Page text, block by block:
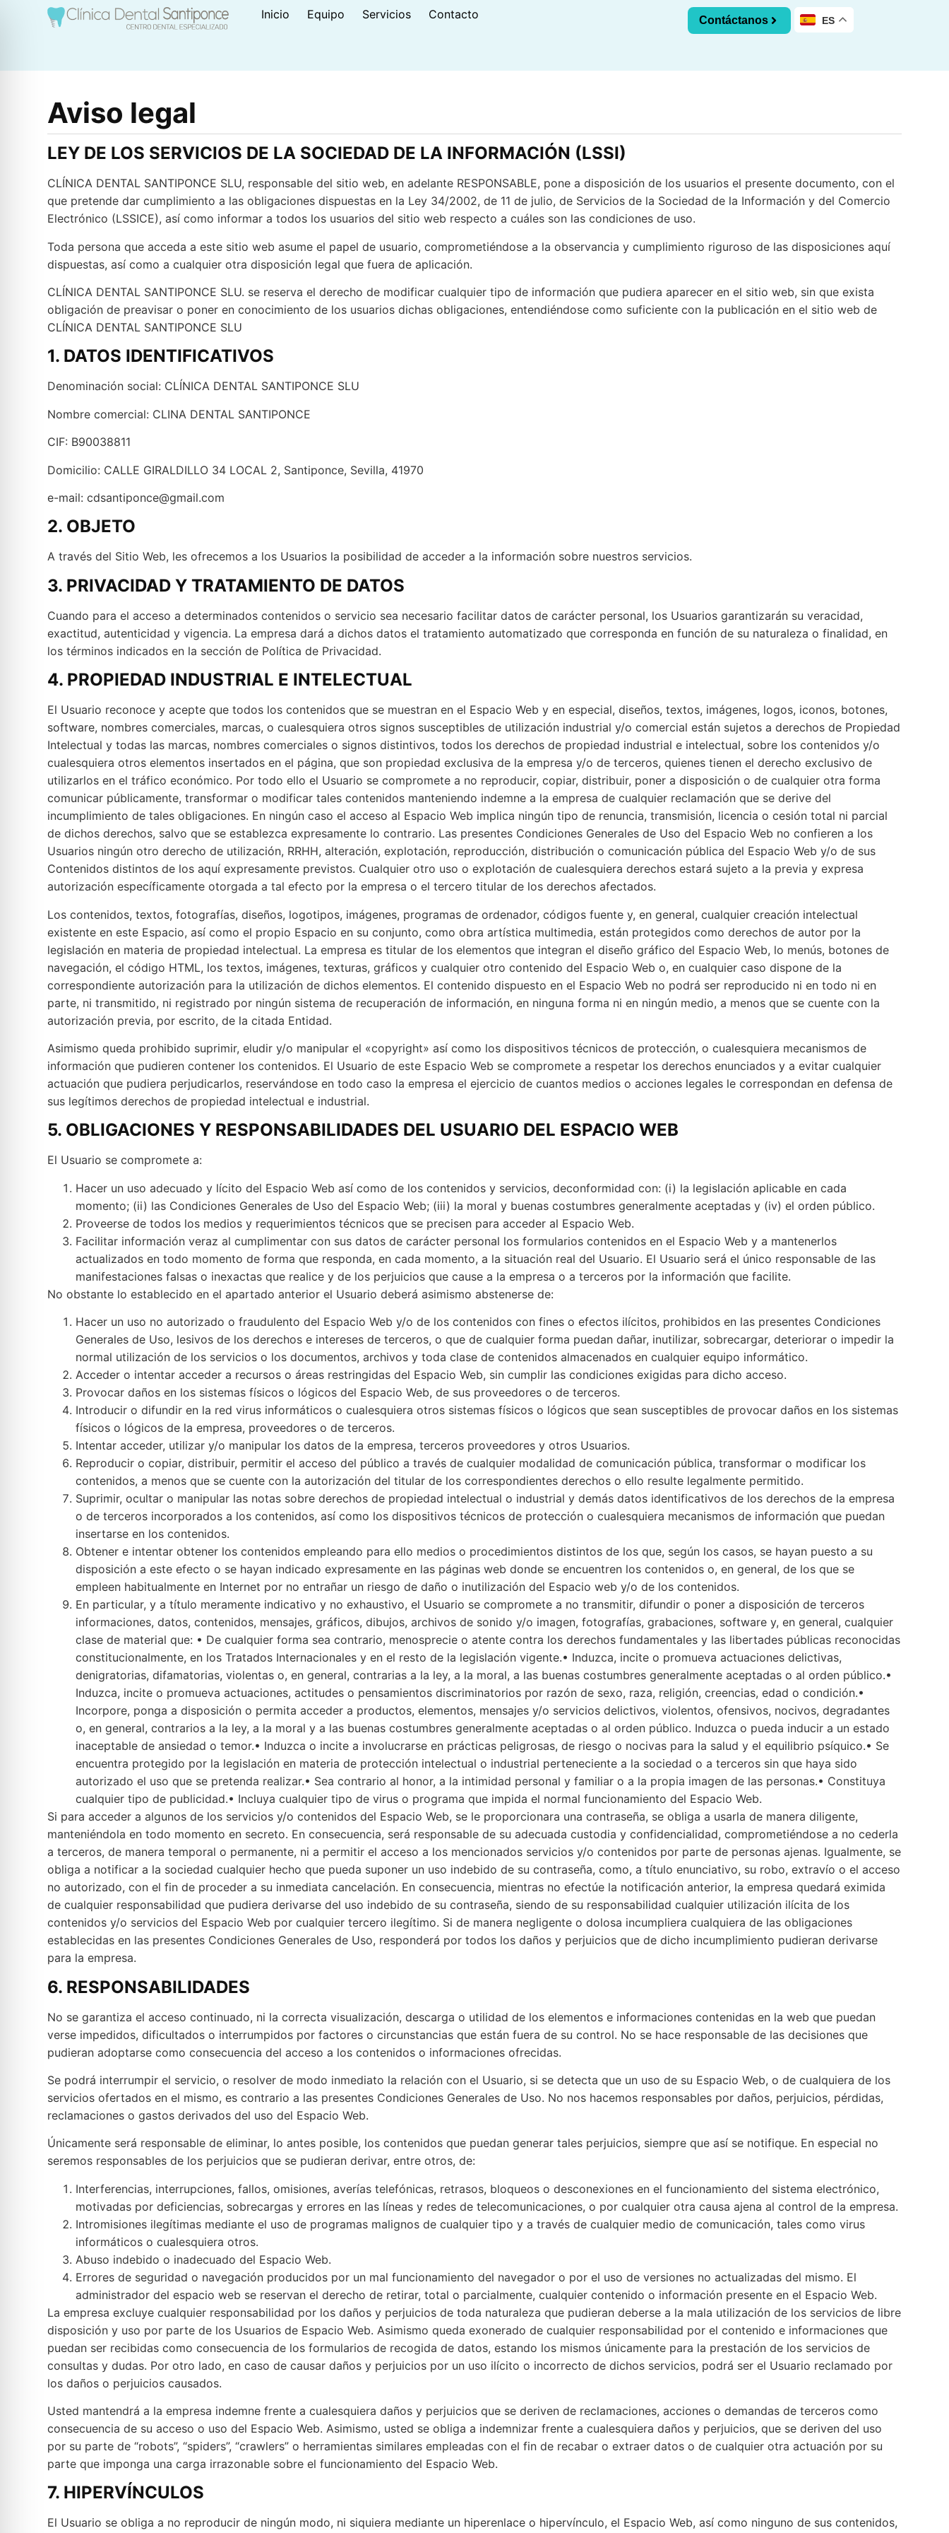
Inicio Equipo Servicios Contacto Contáctanos ES
Aviso legal
LEY DE LOS SERVICIOS DE LA SOCIEDAD DE LA INFORMACIÓN (LSSI)
CLÍNICA DENTAL SANTIPONCE SLU, responsable del sitio web, en adelante RESPONSABLE, pone a disposición de los usuarios el presente documento, con el
que pretende dar cumplimiento a las obligaciones dispuestas en la Ley 34/2002, de 11 de julio, de Servicios de la Sociedad de la Información y del Comercio
Electrónico (LSSICE), así como informar a todos los usuarios del sitio web respecto a cuáles son las condiciones de uso.
Toda persona que acceda a este sitio web asume el papel de usuario, comprometiéndose a la observancia y cumplimiento riguroso de las disposiciones aquí
dispuestas, así como a cualquier otra disposición legal que fuera de aplicación.
CLÍNICA DENTAL SANTIPONCE SLU. se reserva el derecho de modificar cualquier tipo de información que pudiera aparecer en el sitio web, sin que exista
obligación de preavisar o poner en conocimiento de los usuarios dichas obligaciones, entendiéndose como suficiente con la publicación en el sitio web de
CLÍNICA DENTAL SANTIPONCE SLU
1. DATOS IDENTIFICATIVOS
Denominación social: CLÍNICA DENTAL SANTIPONCE SLU
Nombre comercial: CLINA DENTAL SANTIPONCE
CIF: B90038811
Domicilio: CALLE GIRALDILLO 34 LOCAL 2, Santiponce, Sevilla, 41970
e-mail: cdsantiponce@gmail.com
2. OBJETO
A través del Sitio Web, les ofrecemos a los Usuarios la posibilidad de acceder a la información sobre nuestros servicios.
3. PRIVACIDAD Y TRATAMIENTO DE DATOS
Cuando para el acceso a determinados contenidos o servicio sea necesario facilitar datos de carácter personal, los Usuarios garantizarán su veracidad,
exactitud, autenticidad y vigencia. La empresa dará a dichos datos el tratamiento automatizado que corresponda en función de su naturaleza o finalidad, en
los términos indicados en la sección de Política de Privacidad.
4. PROPIEDAD INDUSTRIAL E INTELECTUAL
El Usuario reconoce y acepte que todos los contenidos que se muestran en el Espacio Web y en especial, diseños, textos, imágenes, logos, iconos, botones,
software, nombres comerciales, marcas, o cualesquiera otros signos susceptibles de utilización industrial y/o comercial están sujetos a derechos de Propiedad
Intelectual y todas las marcas, nombres comerciales o signos distintivos, todos los derechos de propiedad industrial e intelectual, sobre los contenidos y/o
cualesquiera otros elementos insertados en el página, que son propiedad exclusiva de la empresa y/o de terceros, quienes tienen el derecho exclusivo de
utilizarlos en el tráfico económico. Por todo ello el Usuario se compromete a no reproducir, copiar, distribuir, poner a disposición o de cualquier otra forma
comunicar públicamente, transformar o modificar tales contenidos manteniendo indemne a la empresa de cualquier reclamación que se derive del
incumplimiento de tales obligaciones. En ningún caso el acceso al Espacio Web implica ningún tipo de renuncia, transmisión, licencia o cesión total ni parcial
de dichos derechos, salvo que se establezca expresamente lo contrario. Las presentes Condiciones Generales de Uso del Espacio Web no confieren a los
Usuarios ningún otro derecho de utilización, RRHH, alteración, explotación, reproducción, distribución o comunicación pública del Espacio Web y/o de sus
Contenidos distintos de los aquí expresamente previstos. Cualquier otro uso o explotación de cualesquiera derechos estará sujeto a la previa y expresa
autorización específicamente otorgada a tal efecto por la empresa o el tercero titular de los derechos afectados.
Los contenidos, textos, fotografías, diseños, logotipos, imágenes, programas de ordenador, códigos fuente y, en general, cualquier creación intelectual
existente en este Espacio, así como el propio Espacio en su conjunto, como obra artística multimedia, están protegidos como derechos de autor por la
legislación en materia de propiedad intelectual. La empresa es titular de los elementos que integran el diseño gráfico del Espacio Web, lo menús, botones de
navegación, el código HTML, los textos, imágenes, texturas, gráficos y cualquier otro contenido del Espacio Web o, en cualquier caso dispone de la
correspondiente autorización para la utilización de dichos elementos. El contenido dispuesto en el Espacio Web no podrá ser reproducido ni en todo ni en
parte, ni transmitido, ni registrado por ningún sistema de recuperación de información, en ninguna forma ni en ningún medio, a menos que se cuente con la
autorización previa, por escrito, de la citada Entidad.
Asimismo queda prohibido suprimir, eludir y/o manipular el «copyright» así como los dispositivos técnicos de protección, o cualesquiera mecanismos de
información que pudieren contener los contenidos. El Usuario de este Espacio Web se compromete a respetar los derechos enunciados y a evitar cualquier
actuación que pudiera perjudicarlos, reservándose en todo caso la empresa el ejercicio de cuantos medios o acciones legales le correspondan en defensa de
sus legítimos derechos de propiedad intelectual e industrial.
5. OBLIGACIONES Y RESPONSABILIDADES DEL USUARIO DEL ESPACIO WEB
El Usuario se compromete a:
Hacer un uso adecuado y lícito del Espacio Web así como de los contenidos y servicios, deconformidad con: (i) la legislación aplicable en cada
momento; (ii) las Condiciones Generales de Uso del Espacio Web; (iii) la moral y buenas costumbres generalmente aceptadas y (iv) el orden público.
Proveerse de todos los medios y requerimientos técnicos que se precisen para acceder al Espacio Web.
Facilitar información veraz al cumplimentar con sus datos de carácter personal los formularios contenidos en el Espacio Web y a mantenerlos
actualizados en todo momento de forma que responda, en cada momento, a la situación real del Usuario. El Usuario será el único responsable de las
manifestaciones falsas o inexactas que realice y de los perjuicios que cause a la empresa o a terceros por la información que facilite.
No obstante lo establecido en el apartado anterior el Usuario deberá asimismo abstenerse de:
Hacer un uso no autorizado o fraudulento del Espacio Web y/o de los contenidos con fines o efectos ilícitos, prohibidos en las presentes Condiciones
Generales de Uso, lesivos de los derechos e intereses de terceros, o que de cualquier forma puedan dañar, inutilizar, sobrecargar, deteriorar o impedir la
normal utilización de los servicios o los documentos, archivos y toda clase de contenidos almacenados en cualquier equipo informático.
Acceder o intentar acceder a recursos o áreas restringidas del Espacio Web, sin cumplir las condiciones exigidas para dicho acceso.
Provocar daños en los sistemas físicos o lógicos del Espacio Web, de sus proveedores o de terceros.
Introducir o difundir en la red virus informáticos o cualesquiera otros sistemas físicos o lógicos que sean susceptibles de provocar daños en los sistemas
físicos o lógicos de la empresa, proveedores o de terceros.
Intentar acceder, utilizar y/o manipular los datos de la empresa, terceros proveedores y otros Usuarios.
Reproducir o copiar, distribuir, permitir el acceso del público a través de cualquier modalidad de comunicación pública, transformar o modificar los
contenidos, a menos que se cuente con la autorización del titular de los correspondientes derechos o ello resulte legalmente permitido.
Suprimir, ocultar o manipular las notas sobre derechos de propiedad intelectual o industrial y demás datos identificativos de los derechos de la empresa
o de terceros incorporados a los contenidos, así como los dispositivos técnicos de protección o cualesquiera mecanismos de información que puedan
insertarse en los contenidos.
Obtener e intentar obtener los contenidos empleando para ello medios o procedimientos distintos de los que, según los casos, se hayan puesto a su
disposición a este efecto o se hayan indicado expresamente en las páginas web donde se encuentren los contenidos o, en general, de los que se
empleen habitualmente en Internet por no entrañar un riesgo de daño o inutilización del Espacio web y/o de los contenidos.
En particular, y a título meramente indicativo y no exhaustivo, el Usuario se compromete a no transmitir, difundir o poner a disposición de terceros
informaciones, datos, contenidos, mensajes, gráficos, dibujos, archivos de sonido y/o imagen, fotografías, grabaciones, software y, en general, cualquier
clase de material que: • De cualquier forma sea contrario, menosprecie o atente contra los derechos fundamentales y las libertades públicas reconocidas
constitucionalmente, en los Tratados Internacionales y en el resto de la legislación vigente.• Induzca, incite o promueva actuaciones delictivas,
denigratorias, difamatorias, violentas o, en general, contrarias a la ley, a la moral, a las buenas costumbres generalmente aceptadas o al orden público.•
Induzca, incite o promueva actuaciones, actitudes o pensamientos discriminatorios por razón de sexo, raza, religión, creencias, edad o condición.•
Incorpore, ponga a disposición o permita acceder a productos, elementos, mensajes y/o servicios delictivos, violentos, ofensivos, nocivos, degradantes
o, en general, contrarios a la ley, a la moral y a las buenas costumbres generalmente aceptadas o al orden público. Induzca o pueda inducir a un estado
inaceptable de ansiedad o temor.• Induzca o incite a involucrarse en prácticas peligrosas, de riesgo o nocivas para la salud y el equilibrio psíquico.• Se
encuentra protegido por la legislación en materia de protección intelectual o industrial perteneciente a la sociedad o a terceros sin que haya sido
autorizado el uso que se pretenda realizar.• Sea contrario al honor, a la intimidad personal y familiar o a la propia imagen de las personas.• Constituya
cualquier tipo de publicidad.• Incluya cualquier tipo de virus o programa que impida el normal funcionamiento del Espacio Web.
Si para acceder a algunos de los servicios y/o contenidos del Espacio Web, se le proporcionara una contraseña, se obliga a usarla de manera diligente,
manteniéndola en todo momento en secreto. En consecuencia, será responsable de su adecuada custodia y confidencialidad, comprometiéndose a no cederla
a terceros, de manera temporal o permanente, ni a permitir el acceso a los mencionados servicios y/o contenidos por parte de personas ajenas. Igualmente, se
obliga a notificar a la sociedad cualquier hecho que pueda suponer un uso indebido de su contraseña, como, a título enunciativo, su robo, extravío o el acceso
no autorizado, con el fin de proceder a su inmediata cancelación. En consecuencia, mientras no efectúe la notificación anterior, la empresa quedará eximida
de cualquier responsabilidad que pudiera derivarse del uso indebido de su contraseña, siendo de su responsabilidad cualquier utilización ilícita de los
contenidos y/o servicios del Espacio Web por cualquier tercero ilegítimo. Si de manera negligente o dolosa incumpliera cualquiera de las obligaciones
establecidas en las presentes Condiciones Generales de Uso, responderá por todos los daños y perjuicios que de dicho incumplimiento pudieran derivarse
para la empresa.
6. RESPONSABILIDADES
No se garantiza el acceso continuado, ni la correcta visualización, descarga o utilidad de los elementos e informaciones contenidas en la web que puedan
verse impedidos, dificultados o interrumpidos por factores o circunstancias que están fuera de su control. No se hace responsable de las decisiones que
pudieran adoptarse como consecuencia del acceso a los contenidos o informaciones ofrecidas.
Se podrá interrumpir el servicio, o resolver de modo inmediato la relación con el Usuario, si se detecta que un uso de su Espacio Web, o de cualquiera de los
servicios ofertados en el mismo, es contrario a las presentes Condiciones Generales de Uso. No nos hacemos responsables por daños, perjuicios, pérdidas,
reclamaciones o gastos derivados del uso del Espacio Web.
Únicamente será responsable de eliminar, lo antes posible, los contenidos que puedan generar tales perjuicios, siempre que así se notifique. En especial no
seremos responsables de los perjuicios que se pudieran derivar, entre otros, de:
Interferencias, interrupciones, fallos, omisiones, averías telefónicas, retrasos, bloqueos o desconexiones en el funcionamiento del sistema electrónico,
motivadas por deficiencias, sobrecargas y errores en las líneas y redes de telecomunicaciones, o por cualquier otra causa ajena al control de la empresa.
Intromisiones ilegítimas mediante el uso de programas malignos de cualquier tipo y a través de cualquier medio de comunicación, tales como virus
informáticos o cualesquiera otros.
Abuso indebido o inadecuado del Espacio Web.
Errores de seguridad o navegación producidos por un mal funcionamiento del navegador o por el uso de versiones no actualizadas del mismo. El
administrador del espacio web se reservan el derecho de retirar, total o parcialmente, cualquier contenido o información presente en el Espacio Web.
La empresa excluye cualquier responsabilidad por los daños y perjuicios de toda naturaleza que pudieran deberse a la mala utilización de los servicios de libre
disposición y uso por parte de los Usuarios de Espacio Web. Asimismo queda exonerado de cualquier responsabilidad por el contenido e informaciones que
puedan ser recibidas como consecuencia de los formularios de recogida de datos, estando los mismos únicamente para la prestación de los servicios de
consultas y dudas. Por otro lado, en caso de causar daños y perjuicios por un uso ilícito o incorrecto de dichos servicios, podrá ser el Usuario reclamado por
los daños o perjuicios causados.
Usted mantendrá a la empresa indemne frente a cualesquiera daños y perjuicios que se deriven de reclamaciones, acciones o demandas de terceros como
consecuencia de su acceso o uso del Espacio Web. Asimismo, usted se obliga a indemnizar frente a cualesquiera daños y perjuicios, que se deriven del uso
por su parte de “robots”, “spiders”, “crawlers” o herramientas similares empleadas con el fin de recabar o extraer datos o de cualquier otra actuación por su
parte que imponga una carga irrazonable sobre el funcionamiento del Espacio Web.
7. HIPERVÍNCULOS
El Usuario se obliga a no reproducir de ningún modo, ni siquiera mediante un hiperenlace o hipervínculo, el Espacio Web, así como ninguno de sus contenidos,